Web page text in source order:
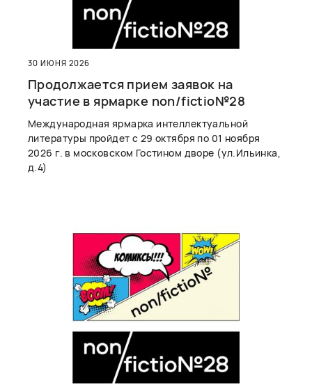
30 ИЮНЯ 2026
Продолжается прием заявок на
участие в ярмарке non/fictio№28
Международная ярмарка интеллектуальной
литературы пройдет с 29 октября по 01 ноября
2026 г. в московском Гостином дворе (ул.Ильинка,
д.4)